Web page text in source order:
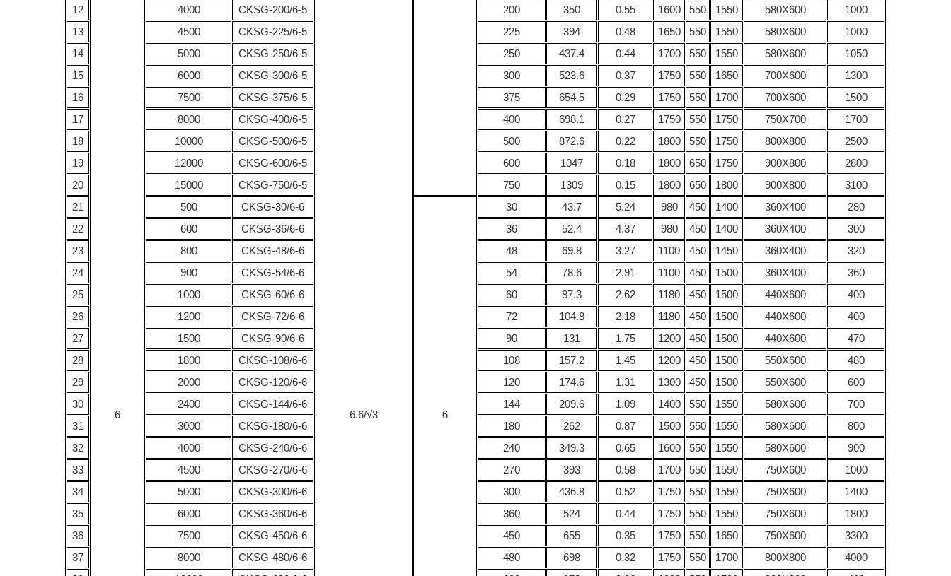
6 6.6/√3
12
4000 CKSG-200/6-5 200 350 0.55 1600 550 1550 580Х600
1000
13
4500 CKSG-225/6-5 225 394 0.48 1650 550 1550 580Х600
1000
14
5000 CKSG-250/6-5 250 437.4 0.44 1700 550 1550 580Х600
1050
15
6000 CKSG-300/6-5 300 523.6 0.37 1750 550 1650 700Х600
1300
16
7500 CKSG-375/6-5 375 654.5 0.29 1750 550 1700 700Х600
1500
17
8000 CKSG-400/6-5 400 698.1 0.27 1750 550 1750 750Х700
1700
18
10000 CKSG-500/6-5 500 872.6 0.22 1800 550 1750 800Х800
2500
19
12000 CKSG-600/6-5 600 1047 0.18 1800 650 1750 900Х800
2800
20
15000 CKSG-750/6-5 750 1309 0.15 1800 650 1800 900Х800
3100
21
500 CKSG-30/6-6
6
30 43.7 5.24 980 450 1400 360Х400
280
22
600 CKSG-36/6-6 36 52.4 4.37 980 450 1400 360Х400
300
23
800 CKSG-48/6-6 48 69.8 3.27 1100 450 1450 360Х400
320
24
900 CKSG-54/6-6 54 78.6 2.91 1100 450 1500 360Х400
360
25
1000 CKSG-60/6-6 60 87.3 2.62 1180 450 1500 440Х600
400
26
1200 CKSG-72/6-6 72 104.8 2.18 1180 450 1500 440Х600
400
27
1500 CKSG-90/6-6 90 131 1.75 1200 450 1500 440Х600
470
28
1800 CKSG-108/6-6 108 157.2 1.45 1200 450 1500 550Х600
480
29
2000 CKSG-120/6-6 120 174.6 1.31 1300 450 1500 550Х600
600
30
2400 CKSG-144/6-6 144 209.6 1.09 1400 550 1550 580Х600
700
31
3000 CKSG-180/6-6 180 262 0.87 1500 550 1550 580Х600
800
32
4000 CKSG-240/6-6 240 349.3 0.65 1600 550 1550 580Х600
900
33
4500 CKSG-270/6-6 270 393 0.58 1700 550 1550 750Х600
1000
34
5000 CKSG-300/6-6 300 436.8 0.52 1750 550 1550 750Х600
1400
35
6000 CKSG-360/6-6 360 524 0.44 1750 550 1550 750Х600
1800
36
7500 CKSG-450/6-6 450 655 0.35 1750 550 1650 750Х600
3300
37
8000 CKSG-480/6-6 480 698 0.32 1750 550 1700 800Х800
4000